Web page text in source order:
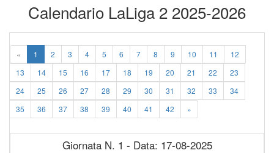
Calendario LaLiga 2 2025-2026
« 1 2 3 4 5 6 7 8 9 10 11
12
13
14 15 16 17 18 19 20 21 22
23
24
25 26 27 28 29 30 31 32 33
34
35
36 37 38 39 40 41 42 »
Giornata N. 1 - Data: 17-08-2025